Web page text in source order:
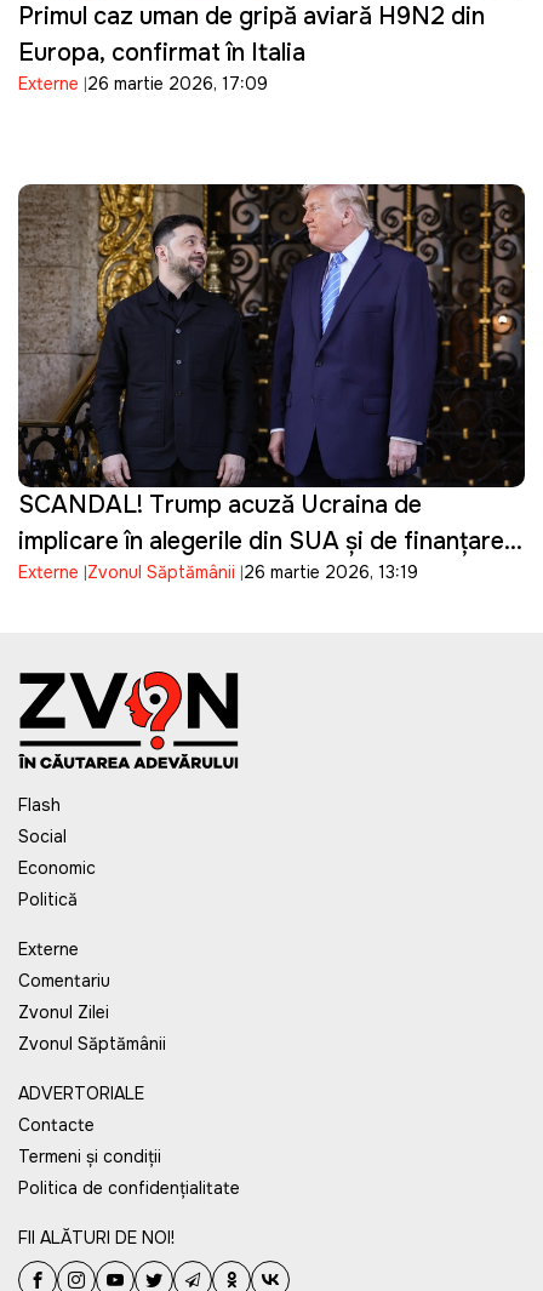
Primul caz uman de gripă aviară H9N2 din
Europa, confirmat în Italia
Externe 26 martie 2026, 17:09
SCANDAL! Trump acuză Ucraina de
implicare în alegerile din SUA și de finanțarea
campaniei lui Biden
Externe Zvonul Săptămânii 26 martie 2026, 13:19
Flash
Social
Economic
Politică
Externe
Comentariu
Zvonul Zilei
Zvonul Săptămânii
ADVERTORIALE
Contacte
Termeni și condiții
Politica de confidențialitate
FII ALĂTURI DE NOI!